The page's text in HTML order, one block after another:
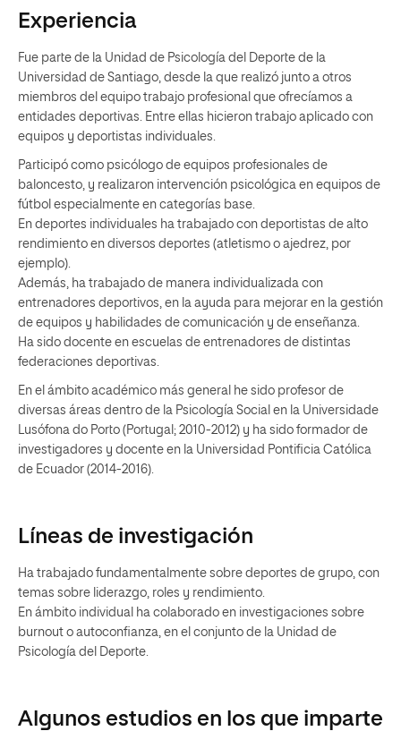
Experiencia
Fue parte de la Unidad de Psicología del Deporte de la
Universidad de Santiago, desde la que realizó junto a otros
miembros del equipo trabajo profesional que ofrecíamos a
entidades deportivas. Entre ellas hicieron trabajo aplicado con
equipos y deportistas individuales.
Participó como psicólogo de equipos profesionales de
baloncesto, y realizaron intervención psicológica en equipos de
fútbol especialmente en categorías base.
En deportes individuales ha trabajado con deportistas de alto
rendimiento en diversos deportes (atletismo o ajedrez, por
ejemplo).
Además, ha trabajado de manera individualizada con
entrenadores deportivos, en la ayuda para mejorar en la gestión
de equipos y habilidades de comunicación y de enseñanza.
Ha sido docente en escuelas de entrenadores de distintas
federaciones deportivas.
En el ámbito académico más general he sido profesor de
diversas áreas dentro de la Psicología Social en la Universidade
Lusófona do Porto (Portugal; 2010-2012) y ha sido formador de
investigadores y docente en la Universidad Pontificia Católica
de Ecuador (2014-2016).
Líneas de investigación
Ha trabajado fundamentalmente sobre deportes de grupo, con
temas sobre liderazgo, roles y rendimiento.
En ámbito individual ha colaborado en investigaciones sobre
burnout o autoconfianza, en el conjunto de la Unidad de
Psicología del Deporte.
Algunos estudios en los que imparte